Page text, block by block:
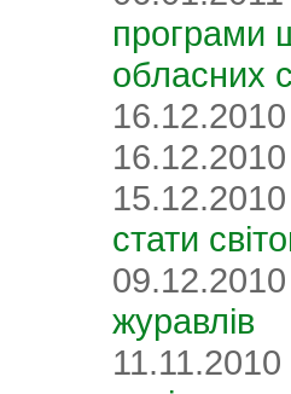
програми
обласних
стати
журавлів
11.11.2010